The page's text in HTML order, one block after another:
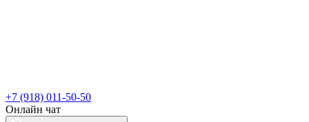
+7 (918) 011-50-50
Онлайн чат